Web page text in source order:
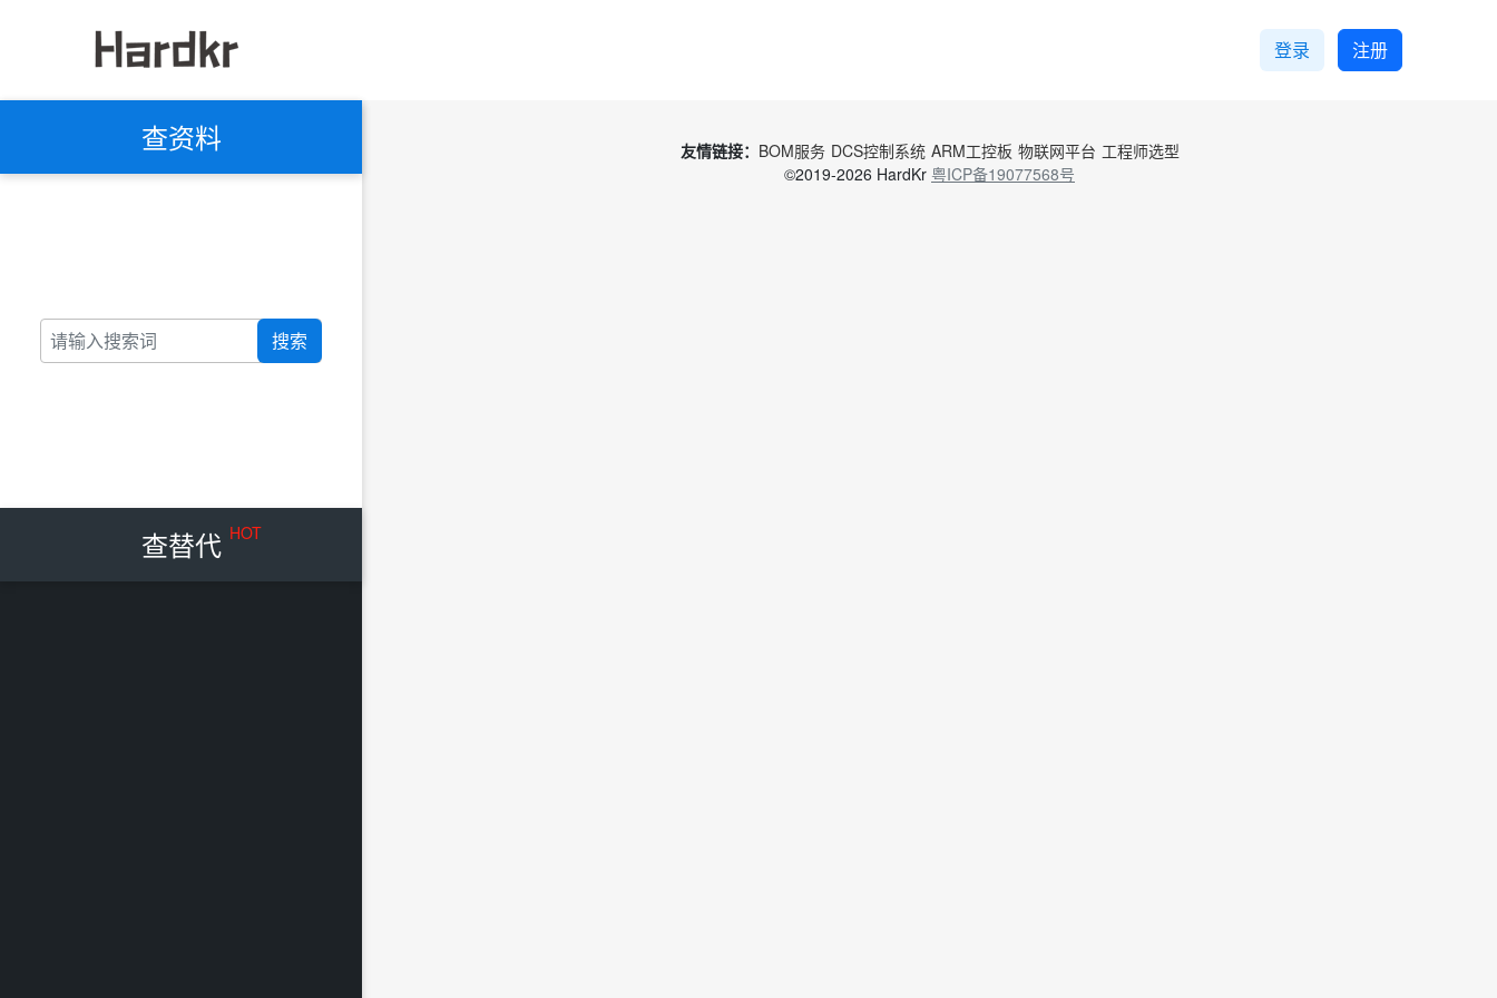
登录 注册
查资料
搜索
查替代 HOT
友情链接： BOM服务 DCS控制系统 ARM工控板 物联网平台 工程师选型
©2019-2026 HardKr 粤ICP备19077568号